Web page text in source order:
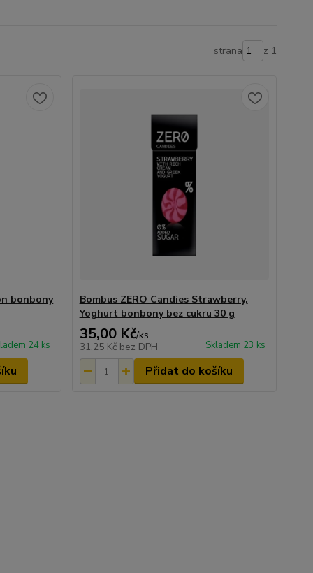
strana z 1
bonbony
24 ks
Bombus ZERO Candies Strawberry,
Yoghurt bonbony bez cukru 30 g
35,00 Kč/ks
31,25 Kč bez DPH Skladem 23 ks
Přidat do košíku